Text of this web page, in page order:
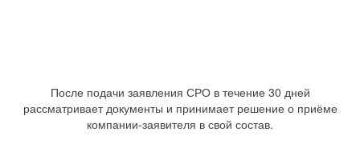
После подачи заявления СРО в течение 30 дней
рассматривает документы и принимает решение о приёме
компании-заявителя в свой состав.